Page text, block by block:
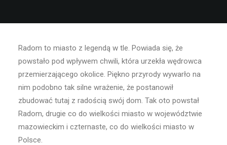
Radom to miasto z legendą w tle. Powiada się, że
powstało pod wpływem chwili, która urzekła wędrowca
przemierzającego okolice. Piękno przyrody wywarło na
nim podobno tak silne wrażenie, że postanowił
zbudować tutaj z radością swój dom. Tak oto powstał
Radom, drugie co do wielkości miasto w województwie
mazowieckim i czternaste, co do wielkości miasto w
Polsce.